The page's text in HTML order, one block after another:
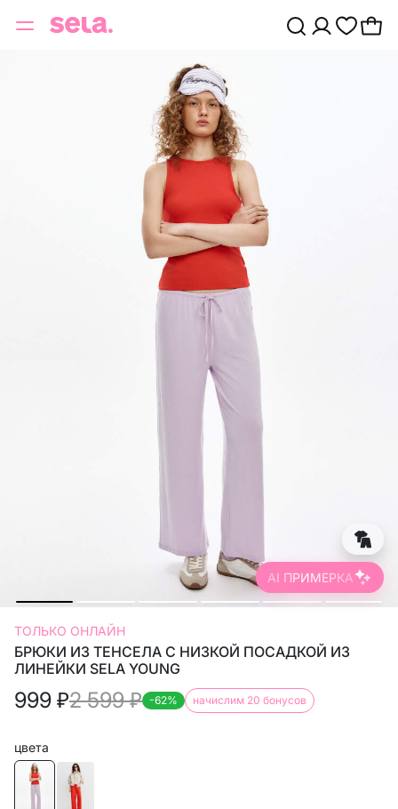
AI ПРИМЕРКА
ТОЛЬКО ОНЛАЙН
БРЮКИ ИЗ ТЕНСЕЛА С НИЗКОЙ ПОСАДКОЙ ИЗ
ЛИНЕЙКИ SELA YOUNG
999 ₽2 599₽ -62% начислим 20 бонусов
цвета